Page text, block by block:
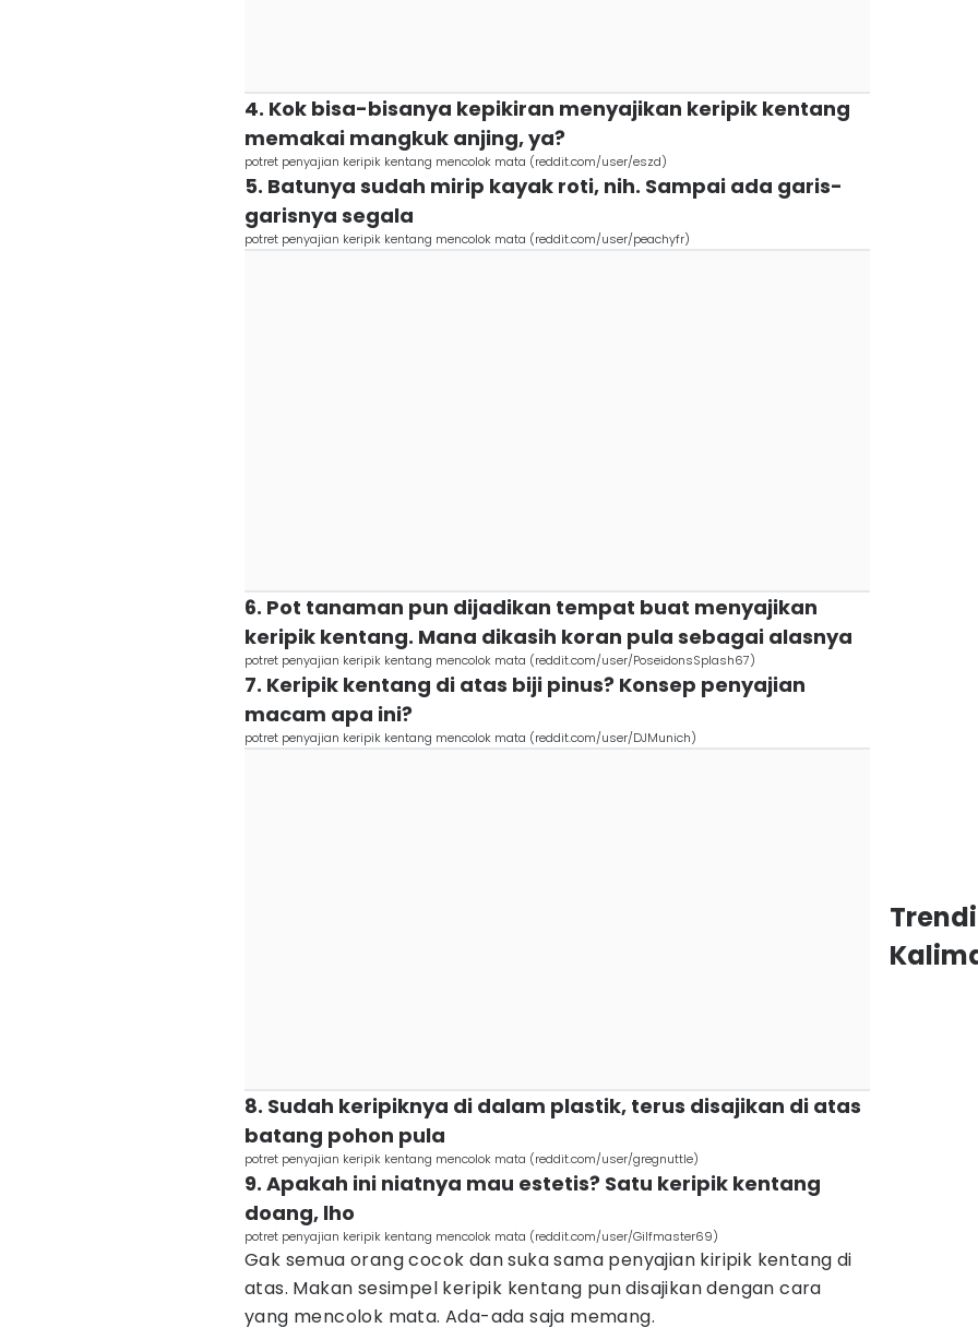
4. Kok bisa-bisanya kepikiran menyajikan keripik kentang
memakai mangkuk anjing, ya?
potret penyajian keripik kentang mencolok mata (reddit.com/user/eszd)
5. Batunya sudah mirip kayak roti, nih. Sampai ada garis-
garisnya segala
potret penyajian keripik kentang mencolok mata (reddit.com/user/peachyfr)
6. Pot tanaman pun dijadikan tempat buat menyajikan
keripik kentang. Mana dikasih koran pula sebagai alasnya
potret penyajian keripik kentang mencolok mata (reddit.com/user/PoseidonsSplash67)
7. Keripik kentang di atas biji pinus? Konsep penyajian
macam apa ini?
potret penyajian keripik kentang mencolok mata (reddit.com/user/DJMunich)
8. Sudah keripiknya di dalam plastik, terus disajikan di atas
batang pohon pula
potret penyajian keripik kentang mencolok mata (reddit.com/user/gregnuttle)
9. Apakah ini niatnya mau estetis? Satu keripik kentang
doang, lho
potret penyajian keripik kentang mencolok mata (reddit.com/user/Gilfmaster69)
Gak semua orang cocok dan suka sama penyajian kiripik kentang di
atas. Makan sesimpel keripik kentang pun disajikan dengan cara
yang mencolok mata. Ada-ada saja memang.